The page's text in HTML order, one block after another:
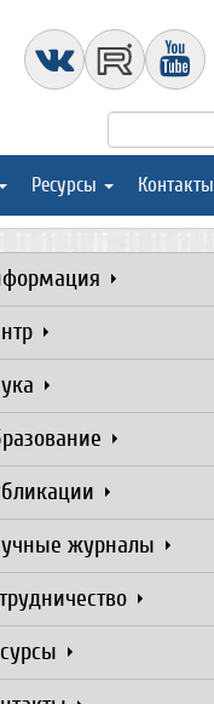
Ресурсы Контакты
журналы